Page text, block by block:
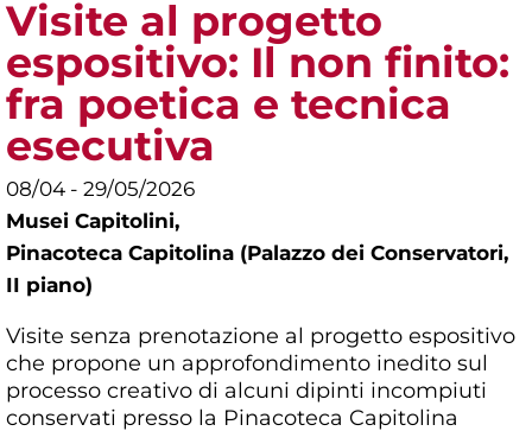
Visite al progetto
espositivo: Il non finito:
fra poetica e tecnica
esecutiva
08/04 - 29/05/2026
Musei Capitolini,
Pinacoteca Capitolina (Palazzo dei Conservatori,
II piano)
Visite senza prenotazione al progetto espositivo
che propone un approfondimento inedito sul
processo creativo di alcuni dipinti incompiuti
conservati presso la Pinacoteca Capitolina